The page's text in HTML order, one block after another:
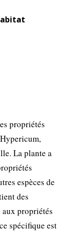
propriétés
La plante a
espèces de
des
propriétés
spécifique est